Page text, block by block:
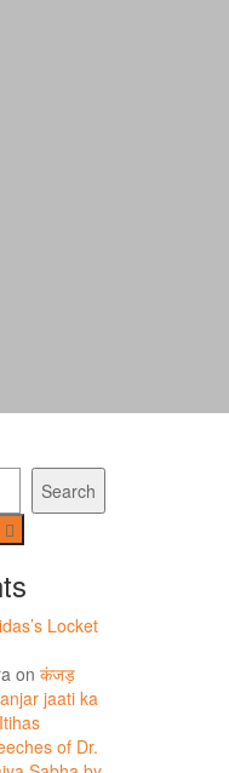
Search
Locket
on कंजड़
jaati ka
of Dr.